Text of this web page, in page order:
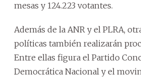
mesas y 124.223 votantes.
Además de la ANR y el PLRA,
políticas también realizarán
Entre ellas figura el Partido
Democrática Nacional y el